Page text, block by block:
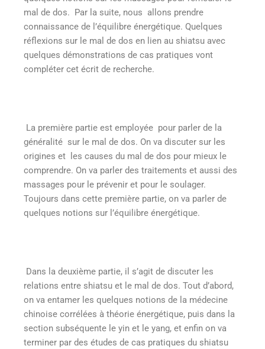
mal de dos. Par la suite, nous allons prendre
connaissance de l’équilibre énergétique. Quelques
réflexions sur le mal de dos en lien au shiatsu avec
quelques démonstrations de cas pratiques vont
compléter cet écrit de recherche.
La première partie est employée pour parler de la
généralité sur le mal de dos. On va discuter sur les
origines et les causes du mal de dos pour mieux le
comprendre. On va parler des traitements et aussi des
massages pour le prévenir et pour le soulager.
Toujours dans cette première partie, on va parler de
quelques notions sur l’équilibre énergétique.
Dans la deuxième partie, il s’agit de discuter les
relations entre shiatsu et le mal de dos. Tout d’abord,
on va entamer les quelques notions de la médecine
chinoise corrélées à théorie énergétique, puis dans la
section subséquente le yin et le yang, et enfin on va
terminer par des études de cas pratiques du shiatsu